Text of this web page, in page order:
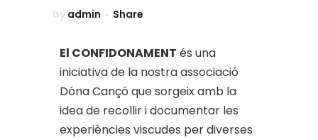
by admin Share
El CONFIDONAMENT és una
iniciativa de la nostra associació
Dóna Cançó que sorgeix amb la
idea de recollir i documentar les
experiències viscudes per diverses